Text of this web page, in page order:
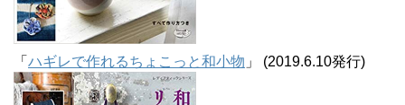
「 ハギレで作れるちょこっと和小物 」 (2019.6.10発行)